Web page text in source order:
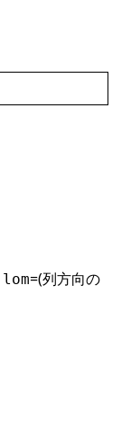
lom=(列方向の